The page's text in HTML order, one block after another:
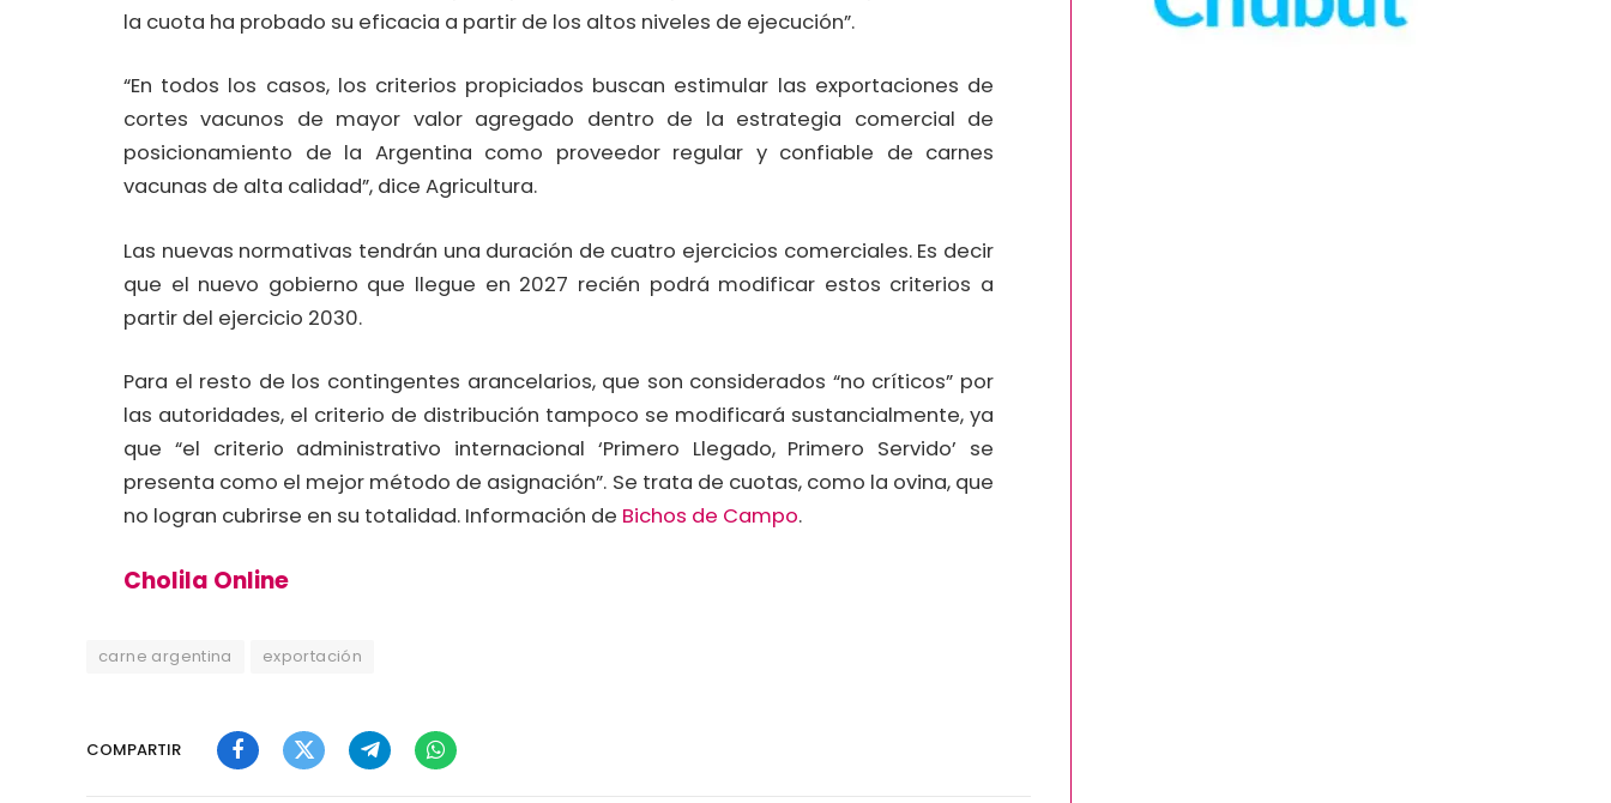
la cuota ha probado su eficacia a partir de los altos niveles de ejecución”.
“En todos los casos, los criterios propiciados buscan estimular las exportaciones de
cortes vacunos de mayor valor agregado dentro de la estrategia comercial de
posicionamiento de la Argentina como proveedor regular y confiable de carnes
vacunas de alta calidad”, dice Agricultura.
Las nuevas normativas tendrán una duración de cuatro ejercicios comerciales. Es decir
que el nuevo gobierno que llegue en 2027 recién podrá modificar estos criterios a
partir del ejercicio 2030.
Para el resto de los contingentes arancelarios, que son considerados “no críticos” por
las autoridades, el criterio de distribución tampoco se modificará sustancialmente, ya
que “el criterio administrativo internacional ‘Primero Llegado, Primero Servido’ se
presenta como el mejor método de asignación”. Se trata de cuotas, como la ovina, que
no logran cubrirse en su totalidad. Información de Bichos de Campo.
Cholila Online
carne argentina exportación
COMPARTIR
FacebookTwitterTelegramWhatsApp